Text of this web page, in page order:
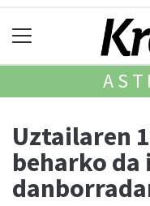
Uztailaren
beharko